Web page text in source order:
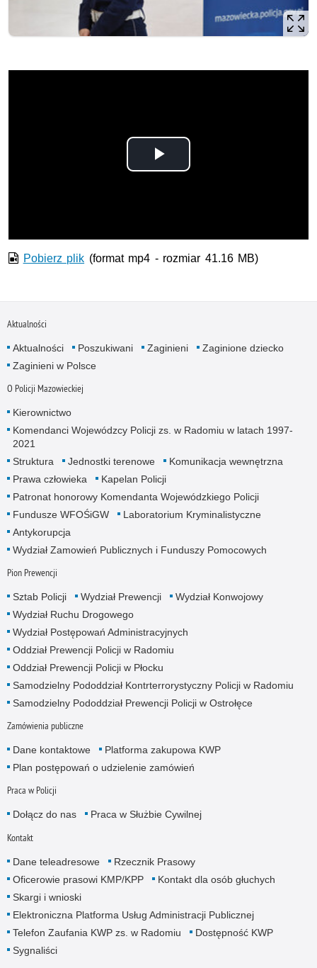
Odtwórz
Pobierz plik (format mp4 - rozmiar 41.16 MB)
Aktualności
Aktualności Poszukiwani Zaginieni
Zaginione dziecko
Zaginieni w Polsce
O Policji Mazowieckiej
Kierownictwo
Komendanci Wojewódzcy Policji zs. w Radomiu w latach 1997-
2021
Struktura
Jednostki terenowe
Komunikacja wewnętrzna
Prawa człowieka
Kapelan Policji
Patronat honorowy Komendanta Wojewódzkiego Policji
Fundusze WFOŚiGW
Laboratorium Kryminalistyczne
Antykorupcja
Wydział Zamowień Publicznych i Funduszy Pomocowych
Pion Prewencji
Sztab Policji Wydział Prewencji
Wydział Konwojowy
Wydział Ruchu Drogowego
Wydział Postępowań Administracyjnych
Oddział Prewencji Policji w Radomiu
Oddział Prewencji Policji w Płocku
Samodzielny Pododdział Kontrterrorystyczny Policji w Radomiu
Samodzielny Pododdział Prewencji Policji w Ostrołęce
Zamówienia publiczne
Dane kontaktowe
Platforma zakupowa KWP
Plan postępowań o udzielenie zamówień
Praca w Policji
Dołącz do nas Praca w Służbie Cywilnej
Kontakt
Dane teleadresowe
Rzecznik Prasowy
Oficerowie prasowi KMP/KPP
Kontakt dla osób głuchych
Skargi i wnioski
Elektroniczna Platforma Usług Administracji Publicznej
Telefon Zaufania KWP zs. w Radomiu
Dostępność KWP
Sygnaliści